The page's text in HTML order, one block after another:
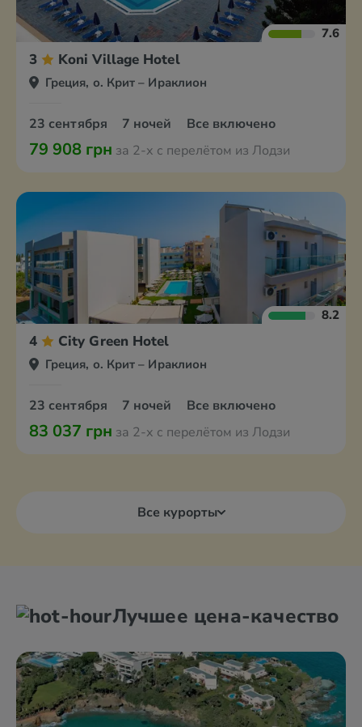
7.6
3 Koni Village Hotel
Греция, о. Крит – Ираклион
23 сентября 7 ночей Все включено
79 908 грн за 2-х с перелётом из Лодзи
8.2
4 City Green Hotel
Греция, о. Крит – Ираклион
23 сентября 7 ночей Все включено
83 037 грн за 2-х с перелётом из Лодзи
Все курорты
Лучшее цена-качество